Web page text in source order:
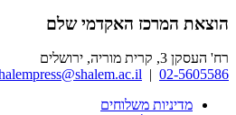
היה:
הוא:
₪53.00.
הוצאת המרכז האקדמי שלם
רח' העסקן 3, קרית מוריה, ירושלים
| 02-5605586
מדיניות משלוחים